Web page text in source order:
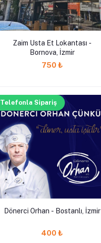
Zaim Usta Et Lokantası -
Bornova, İzmir
750 ₺
Telefonla Sipariş
Dönerci Orhan - Bostanlı, İzmir
400 ₺